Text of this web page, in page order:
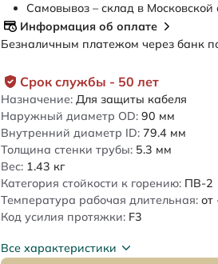
Срок службы - 50 лет
Назначение: Для защиты кабеля
Наружный диаметр OD: 90 мм
Внутренний диаметр ID: 79.4 мм
Толщина стенки трубы: 5.3 мм
Вес: 1.43 кг
Категория стойкости к горению: ПВ-2
Температура рабочая длительная: от
Код усилия протяжки: F3
Все характеристики
Самовывоз – склад в Московской
Информация об оплате
Безналичным платежом через банк